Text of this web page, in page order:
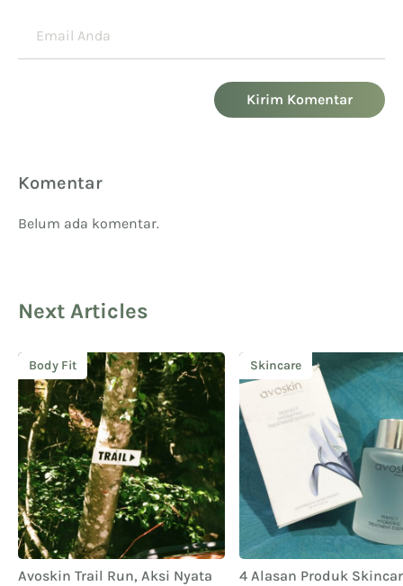
Kirim Komentar
Komentar
Belum ada komentar.
Next Articles
Body Fit
Avoskin Trail Run, Aksi Nyata
Skincare
4 Alasan Produk